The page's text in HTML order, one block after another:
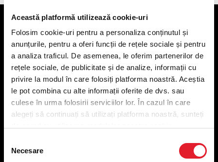
Această platformă utilizează cookie-uri
Folosim cookie-uri pentru a personaliza conținutul și
anunțurile, pentru a oferi funcții de rețele sociale și pentru
a analiza traficul. De asemenea, le oferim partenerilor de
rețele sociale, de publicitate și de analize, informații cu
privire la modul în care folosiți platforma noastră. Aceștia
le pot combina cu alte informații oferite de dvs. sau
culese în urma folosirii serviciilor lor. În cazul în care
alegeți să continuați să utilizați platforma noastră, sunteți
consimțământului
Necesare
KFC
Meniu livrare
Meniu ridicare
Nutriționale și Alergeni
Abonare Newsletter
Contact
Utile
Politica privind prelucrarea datelor